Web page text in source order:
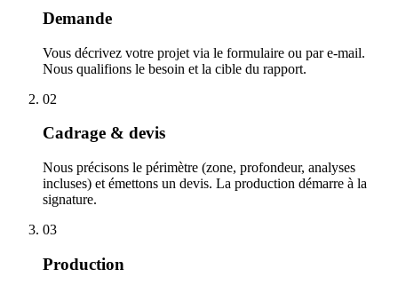
Demande
Vous décrivez votre projet via le formulaire ou par e-mail.
Nous qualifions le besoin et la cible du rapport.
02
Cadrage & devis
Nous précisons le périmètre (zone, profondeur, analyses
incluses) et émettons un devis. La production démarre à la
signature.
03
Production